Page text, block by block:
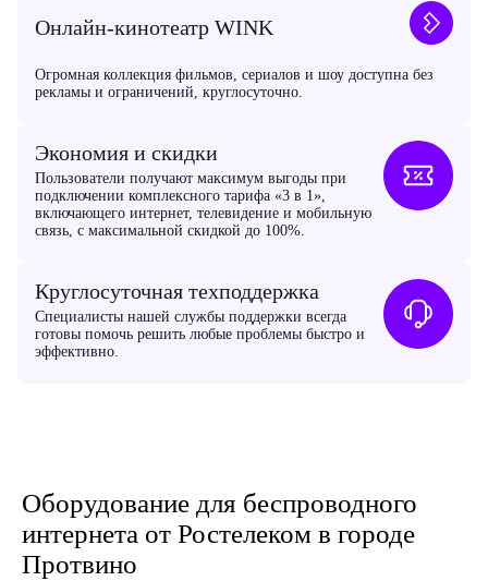
Круглосуточная техподдержка
Специалисты нашей службы поддержки всегда
готовы помочь решить любые проблемы быстро и
эффективно.
Экономия и скидки
Пользователи получают максимум выгоды при
подключении комплексного тарифа «3 в 1»,
включающего интернет, телевидение и мобильную
связь, с максимальной скидкой до 100%.
Онлайн-кинотеатр WINK
Огромная коллекция фильмов, сериалов и шоу доступна без
рекламы и ограничений, круглосуточно.
Оборудование для беспроводного
интернета от Ростелеком в городе
Протвино